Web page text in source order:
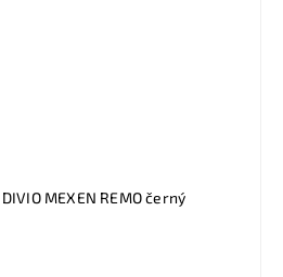
MEXEN REMO černý